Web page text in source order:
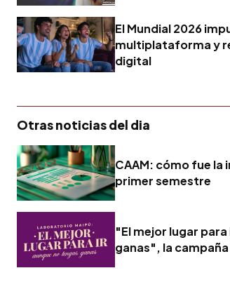
El Mundial 2026
multiplataforma y
digital
Otras noticias del dia
CAAM: cómo fue la
primer semestre
"El mejor lugar
ganas", la